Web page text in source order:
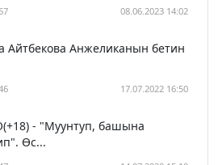
08.06.2023 14:02
Айтбекова Анжеликанын бетин
17.07.2022 16:50
- "Муунтуп, башына
Өс...